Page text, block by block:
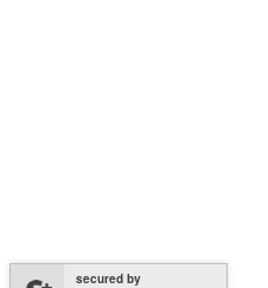
secured by